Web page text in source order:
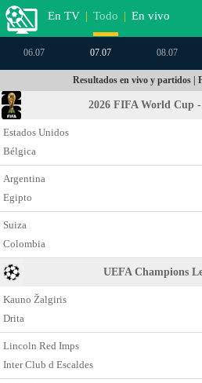
En TV | Todo | En vivo
06.07 07.07 08.07
Resultados en vivo y partidos |
2026 FIFA World Cup
Estados Unidos
Bélgica
Argentina
Egipto
Suiza
Colombia
UEFA Champions
Kauno Žalgiris
Drita
Lincoln Red Imps
Inter Club d Escaldes